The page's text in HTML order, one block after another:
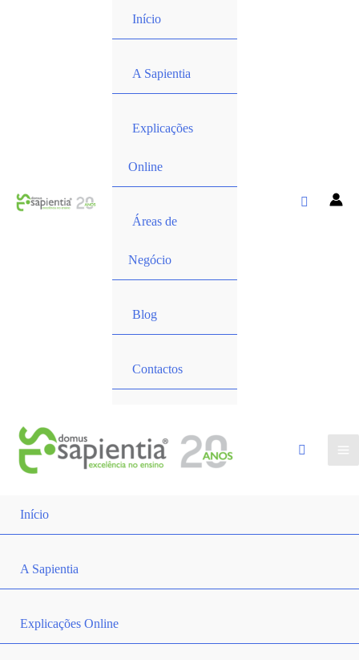
Início
A Sapientia
Explicações
Online
Áreas de
Negócio
Blog
Contactos
Início
A Sapientia
Explicações Online